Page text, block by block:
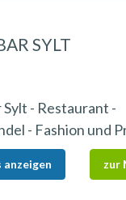
SYLT
Sylt - Restaurant -
- Fashion und
zur